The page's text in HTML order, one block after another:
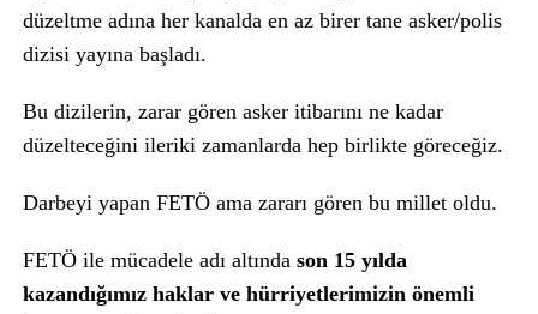
düzeltme adına her kanalda en az birer tane asker/polis
dizisi yayına başladı.
Bu dizilerin, zarar gören asker itibarını ne kadar
düzelteceğini ileriki zamanlarda hep birlikte göreceğiz.
Darbeyi yapan FETÖ ama zararı gören bu millet oldu.
FETÖ ile mücadele adı altında son 15 yılda
kazandığımız haklar ve hürriyetlerimizin önemli